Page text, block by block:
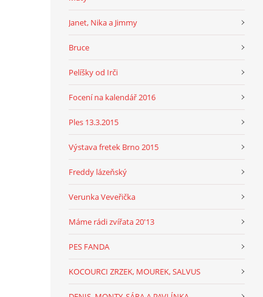
Janet, Nika a Jimmy
Bruce
Pelíšky od Irči
Focení na kalendář 2016
Ples 13.3.2015
Výstava fretek Brno 2015
Freddy lázeňský
Verunka Veveřička
Máme rádi zvířata 20'13
PES FANDA
KOCOURCI ZRZEK, MOUREK, SALVUS